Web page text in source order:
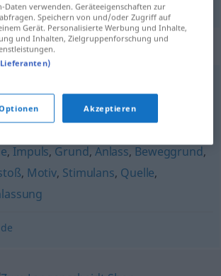
für "Anreiz"
,Antrieb,Motivierung
, Impuls, Grund, Anlass, Beweggrund,
, Motiv, Stimulans, Quelle,
Daten verwenden. Geräteeigenschaften zur
Speichern von und/oder Zugriff auf
Gerät. Personalisierte Werbung und Inhalte,
und Inhalten, Zielgruppenforschung und
Akzeptieren